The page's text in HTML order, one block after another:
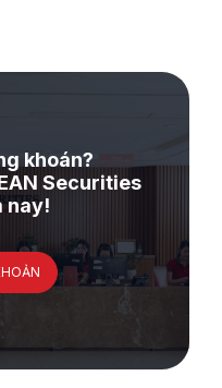
khoán?
Securities
nay!